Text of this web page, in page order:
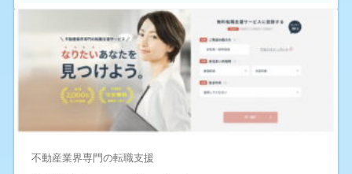
不動産業界専門の転職支援